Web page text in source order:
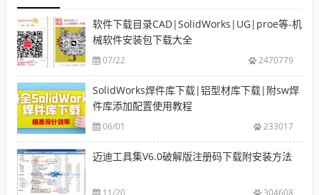
软件下载目录CAD|SolidWorks|UG|proe等-机
械软件安装包下载大全
07/22 2470779
SolidWorks焊件库下载|铝型材库下载|附sw焊
件库添加配置使用教程
06/01 233017
迈迪工具集V6.0破解版注册码下载附安装方法
11/20 304608